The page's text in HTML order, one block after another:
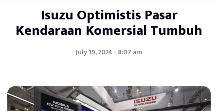
Isuzu Optimistis Pasar
Kendaraan Komersial Tumbuh
July 19, 2024 - 8:07 am